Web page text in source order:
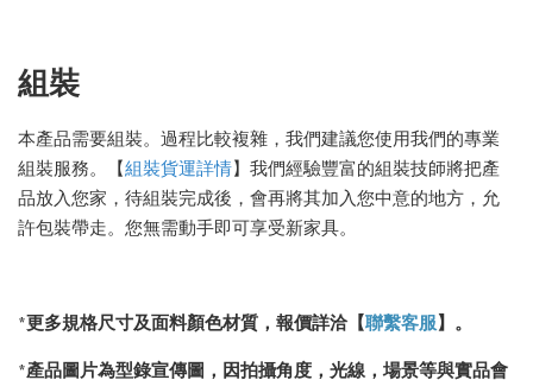
組裝
本產品需要組裝。過程比較複雜，我們建議您使用我們的專業
組裝服務。【組裝貨運詳情】我們經驗豐富的組裝技師將把產
品放入您家，待組裝完成後，會再將其加入您中意的地方，允
許包裝帶走。您無需動手即可享受新家具。
*更多規格尺寸及面料顏色材質，報價詳洽【聯繫客服】。
*產品圖片為型錄宣傳圖，因拍攝角度，光線，場景等與實品會